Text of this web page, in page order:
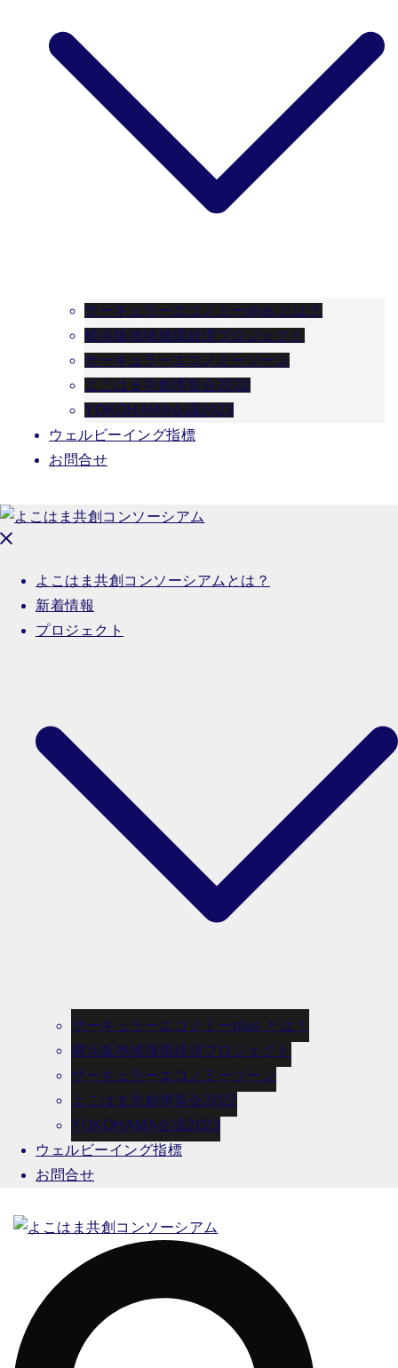
サーキュラーエコノミーplus とは？
横浜版地域循環経済プロジェクト
サーキュラーエコノミーゾーン
よこはま共創博覧会2022
YOKOHAMA会議2023
ウェルビーイング指標
お問合せ
よこはま共創コンソーシアムとは？
新着情報
プロジェクト
サーキュラーエコノミーplus とは？
横浜版地域循環経済プロジェクト
サーキュラーエコノミーゾーン
よこはま共創博覧会2022
YOKOHAMA会議2023
ウェルビーイング指標
お問合せ